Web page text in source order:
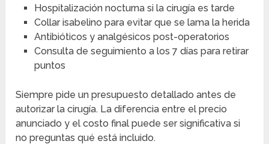
Hospitalización nocturna si la cirugía es tarde
Collar isabelino para evitar que se lama la herida
Antibióticos y analgésicos post-operatorios
Consulta de seguimiento a los 7 días para retirar
puntos
Siempre pide un presupuesto detallado antes de
autorizar la cirugía. La diferencia entre el precio
anunciado y el costo final puede ser significativa si
no preguntas qué está incluido.